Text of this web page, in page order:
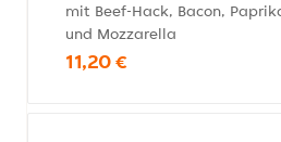
mit Beef-Hack, Bacon,
und Mozzarella
11,20 €